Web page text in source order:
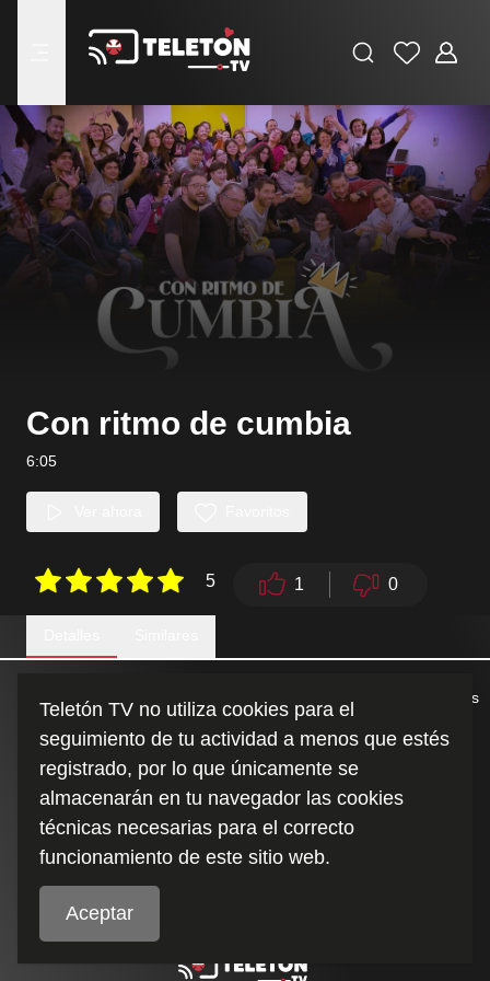
BuscarFavoritos
Con ritmo de cumbia
6:05
5 1 0
Hay gente muy talentosa que tiene un gran corazón, y corazones
gigantes que tienen un gran talento. Mira esta hermosa
presentación de la Sonora de Tommy Rey y el Coro Teletón, en
2020.
Duración:
6:05
Teletón TV no utiliza cookies para el
seguimiento de tu actividad a menos que estés
registrado, por lo que únicamente se
almacenarán en tu navegador las cookies
técnicas necesarias para el correcto
funcionamiento de este sitio web.
Aceptar